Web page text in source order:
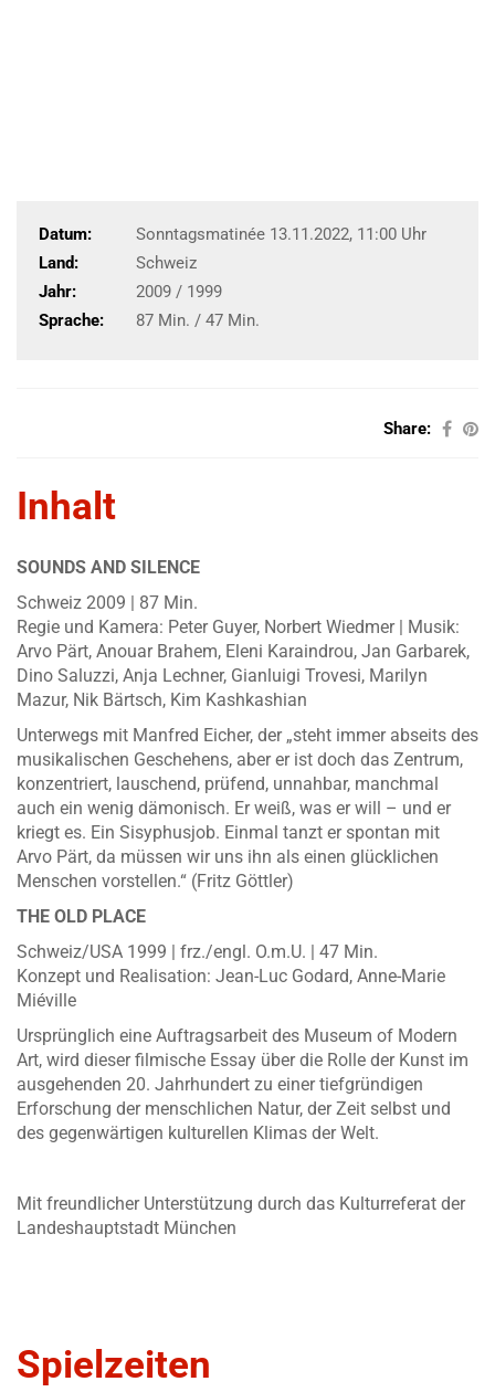
Datum:
Sonntagsmatinée 13.11.2022, 11:00 Uhr
Land:
Schweiz
Jahr:
2009 / 1999
Sprache:
87 Min. / 47 Min.
Share:
Inhalt
SOUNDS AND SILENCE
Schweiz 2009 | 87 Min.
Regie und Kamera: Peter Guyer, Norbert Wiedmer | Musik:
Arvo Pärt, Anouar Brahem, Eleni Karaindrou, Jan Garbarek,
Dino Saluzzi, Anja Lechner, Gianluigi Trovesi, Marilyn
Mazur, Nik Bärtsch, Kim Kashkashian
Unterwegs mit Manfred Eicher, der „steht immer abseits des
musikalischen Geschehens, aber er ist doch das Zentrum,
konzentriert, lauschend, prüfend, unnahbar, manchmal
auch ein wenig dämonisch. Er weiß, was er will – und er
kriegt es. Ein Sisyphusjob. Einmal tanzt er spontan mit
Arvo Pärt, da müssen wir uns ihn als einen glücklichen
Menschen vorstellen.“ (Fritz Göttler)
THE OLD PLACE
Schweiz/USA 1999 | frz./engl. O.m.U. | 47 Min.
Konzept und Realisation: Jean-Luc Godard, Anne-Marie
Miéville
Ursprünglich eine Auftragsarbeit des Museum of Modern
Art, wird dieser filmische Essay über die Rolle der Kunst im
ausgehenden 20. Jahrhundert zu einer tiefgründigen
Erforschung der menschlichen Natur, der Zeit selbst und
des gegenwärtigen kulturellen Klimas der Welt.
Mit freundlicher Unterstützung durch das Kulturreferat der
Landeshauptstadt München
Spielzeiten